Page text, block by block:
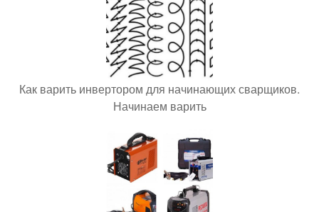
Как варить инвертором для начинающих сварщиков.
Начинаем варить